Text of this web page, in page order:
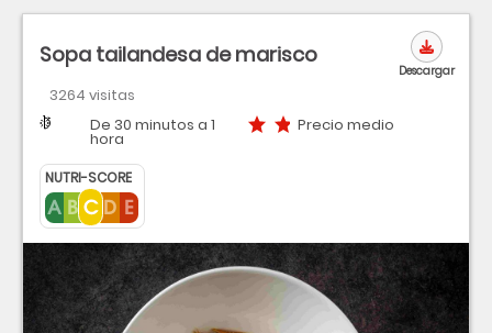
Sopa tailandesa de marisco
3264 visitas
Dificultad
Tiempo De 30 minutos a 1
hora
Precio medio Precio medio
NUTRI-SCORE
Descargar